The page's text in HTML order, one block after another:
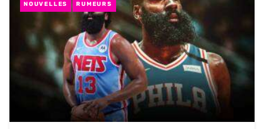
NOUVELLES RUMEURS